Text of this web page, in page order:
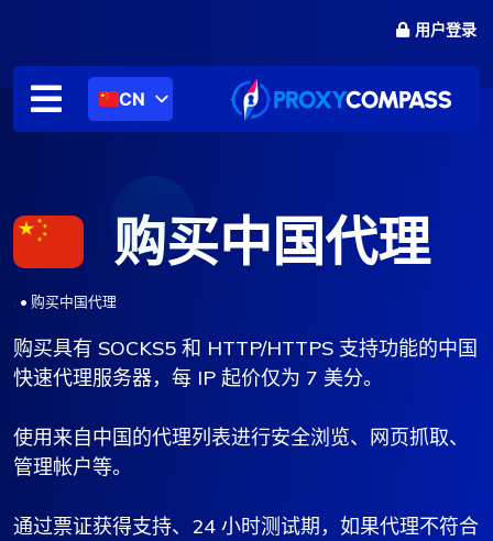
内
用户登录
CN
购买中国代理
• 购买中国代理
购买具有 SOCKS5 和 HTTP/HTTPS 支持功能的中国
快速代理服务器，每 IP 起价仅为 7 美分。
使用来自中国的代理列表进行安全浏览、网页抓取、
管理帐户等。
通过票证获得支持、24 小时测试期，如果代理不符合